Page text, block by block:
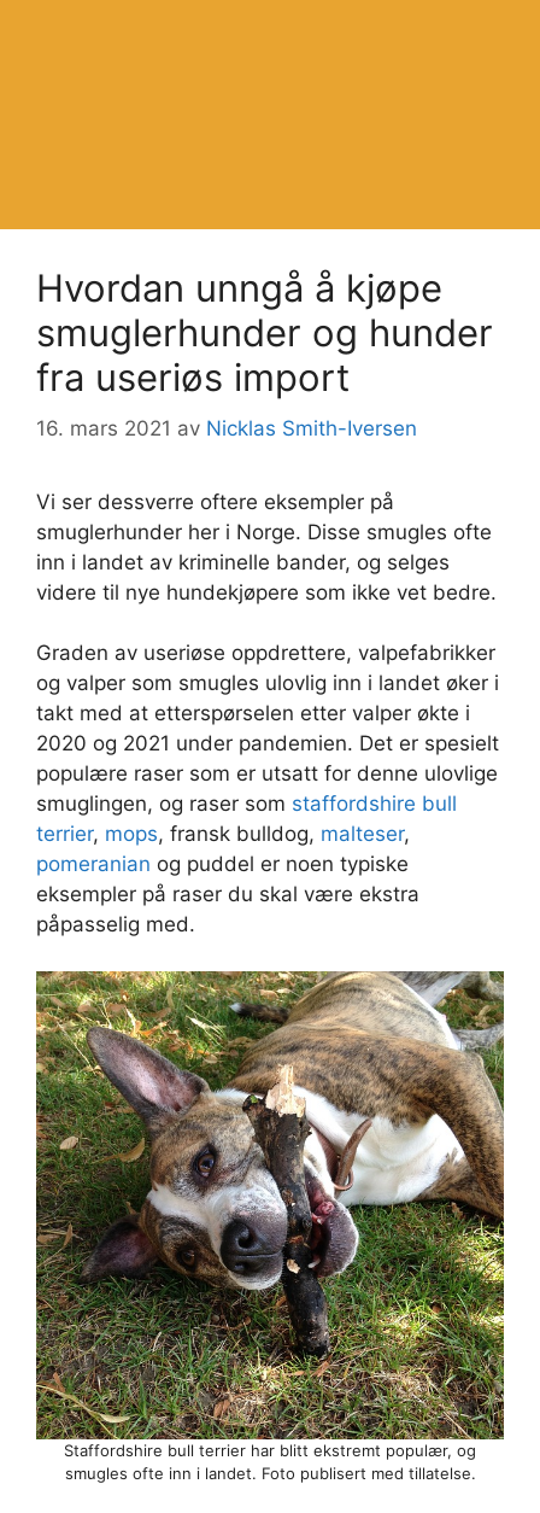
Hvordan unngå å kjøpe
smuglerhunder og hunder
fra useriøs import
16. mars 2021 av Nicklas Smith-Iversen
Vi ser dessverre oftere eksempler på
smuglerhunder her i Norge. Disse smugles ofte
inn i landet av kriminelle bander, og selges
videre til nye hundekjøpere som ikke vet bedre.
Graden av useriøse oppdrettere, valpefabrikker
og valper som smugles ulovlig inn i landet øker i
takt med at etterspørselen etter valper økte i
2020 og 2021 under pandemien. Det er spesielt
populære raser som er utsatt for denne ulovlige
smuglingen, og raser som staffordshire bull
terrier, mops, fransk bulldog, malteser,
pomeranian og puddel er noen typiske
eksempler på raser du skal være ekstra
påpasselig med.
Staffordshire bull terrier har blitt ekstremt populær, og
smugles ofte inn i landet. Foto publisert med tillatelse.